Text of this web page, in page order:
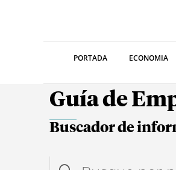
PORTADA ECONOMIA
Guía de
Buscador de